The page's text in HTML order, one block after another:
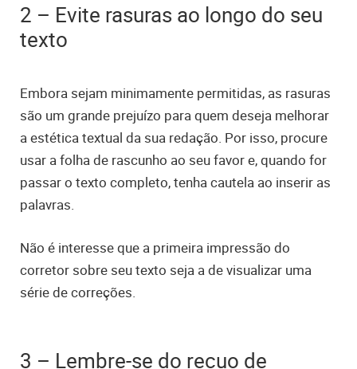
2 – Evite rasuras ao longo do seu
texto
Embora sejam minimamente permitidas, as rasuras
são um grande prejuízo para quem deseja melhorar
a estética textual da sua redação. Por isso, procure
usar a folha de rascunho ao seu favor e, quando for
passar o texto completo, tenha cautela ao inserir as
palavras.
Não é interesse que a primeira impressão do
corretor sobre seu texto seja a de visualizar uma
série de correções.
3 – Lembre-se do recuo de